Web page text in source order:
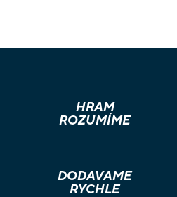
HRÁM
ROZUMÍME
DODÁVÁME
RYCHLE